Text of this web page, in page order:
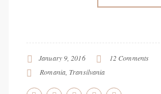
January 9, 2016
12 Comments
Romania,Transilvania